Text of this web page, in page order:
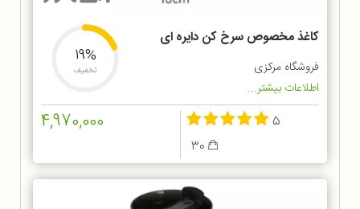
کاغذ مخصوص سرخ کن دایره ای
فروشگاه مرکزی
اطلاعات بیشتر...
19%
تخفیف
5
4,970,000